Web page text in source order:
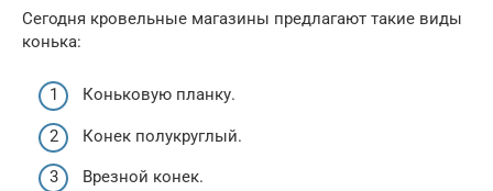
Сегодня кровельные магазины предлагают такие виды
конька:
Коньковую планку.
Конек полукруглый.
Врезной конек.